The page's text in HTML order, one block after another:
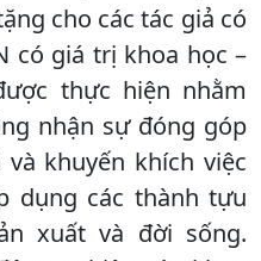
cho các tác giả có
có giá trị khoa học –
thực hiện nhằm
nhận sự đóng góp
khuyến khích việc
dụng các thành tựu
xuất và đời sống.